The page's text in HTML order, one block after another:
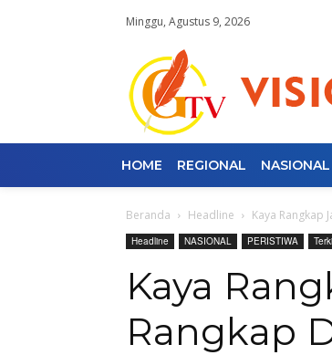
Minggu, Agustus 9, 2026
HOME REGIONAL NASIONAL
Beranda Headline Kaya Rangkap
Headline NASIONAL PERISTIWA
Kaya
Rangkap